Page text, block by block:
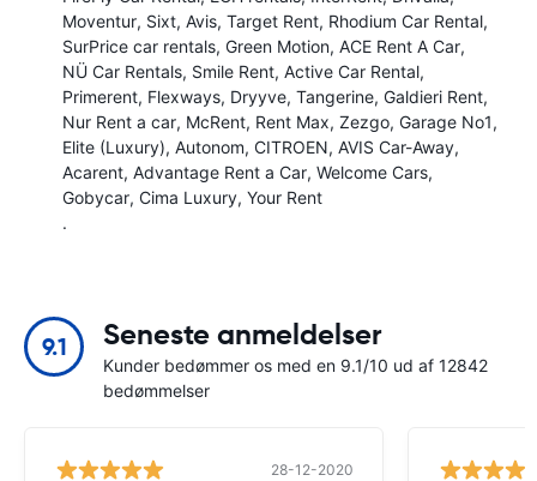
Moventur Sixt Avis Target Rent Rhodium Car Rental
SurPrice car rentals Green Motion ACE Rent A Car
NÜ Car Rentals Smile Rent Active Car Rental
Primerent Flexways Dryyve Tangerine Galdieri Rent
Nur Rent a car McRent Rent Max Zezgo Garage No1
Elite (Luxury) Autonom CITROEN AVIS Car-Away
Acarent Advantage Rent a Car Welcome Cars
Gobycar Cima Luxury Your Rent
.
9.1 Seneste anmeldelser
Kunder bedømmer os med en 9.1/10 ud af 12842
bedømmelser
28-12-2020